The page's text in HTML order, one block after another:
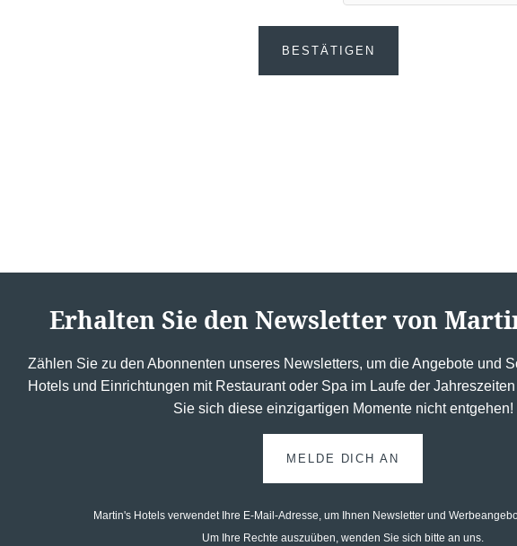
BESTÄTIGEN
Erhalten Sie den Newsletter von
Zählen Sie zu den Abonnenten unseres Newsletters, um die Angebote und
Hotels und Einrichtungen mit Restaurant oder Spa im Laufe der
Sie sich diese einzigartigen Momente nicht entgehen!
MELDE DICH AN
Martin's Hotels verwendet Ihre E-Mail-Adresse, um Ihnen Newsletter und
Um Ihre Rechte auszuüben, wenden Sie sich bitte an uns.